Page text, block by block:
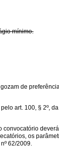
mínimo.
de
art. 100, § 2º,
os
62/2009.